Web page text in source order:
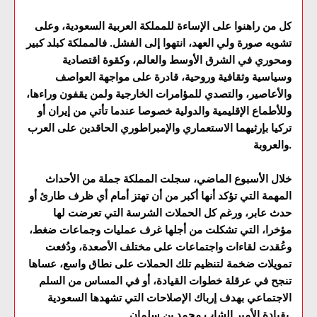
كل من راهنوا على الإساءة للمملكة العربية السعودية، وعلى
تشويه صورة ولي العهد، انتهوا إلى الفشل. فالمملكة كبلد كبير
ومحوري في الشرق الأوسط والعالم، وكقوة اقتصادية
وسياسية وثقافية وروحية، قادرة على مواجهة العواصف
والأعاصير، والتصدي للمؤامرات الخارجية ولمن يقفون وراءها،
وللأطماع الإقليمية والدولية خصوصا عندما تأتي من إيران أو
تركيا بإرثيهما الاستعماري والإمبراطوري الحاقدين على العرب
والعروبة.
خلال الأسبوع الماضي، سجلت المملكة جملة من الأحداث
المهمة التي تؤكد أنها أكبر من أن تهتز أمام أي ظرف طارئ أو
حدث عابر، ورغم كل الحملات الشرسة التي تعرضت لها
مؤخرا، التي تشكلت من أجلها غرف عمليات وجماعات ضغط،
وعُقدت لقاءات واجتماعات على مختلف الأصعدة، ودُفعت
تمويلات ضخمة لتنظيم تلك الحملات على نطاق واسع، عساها
تنجح في عرقلة خطوات القيادة، أو في المساس من السلم
الاجتماعي بهدف إرباك الإصلاحات التي تشهدها السعودية